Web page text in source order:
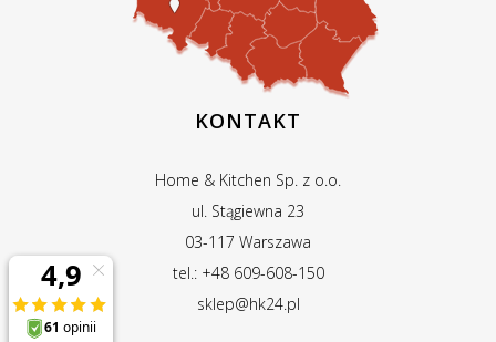
KONTAKT
Home & Kitchen Sp. z o.o.
ul. Stągiewna 23
03-117 Warszawa
tel.: +48 609-608-150
sklep@hk24.pl